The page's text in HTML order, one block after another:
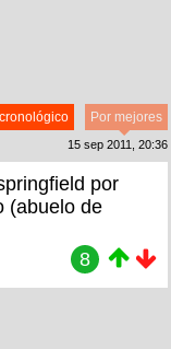
Por mejores
15 sep 2011, 20:36
por
(abuelo de
8